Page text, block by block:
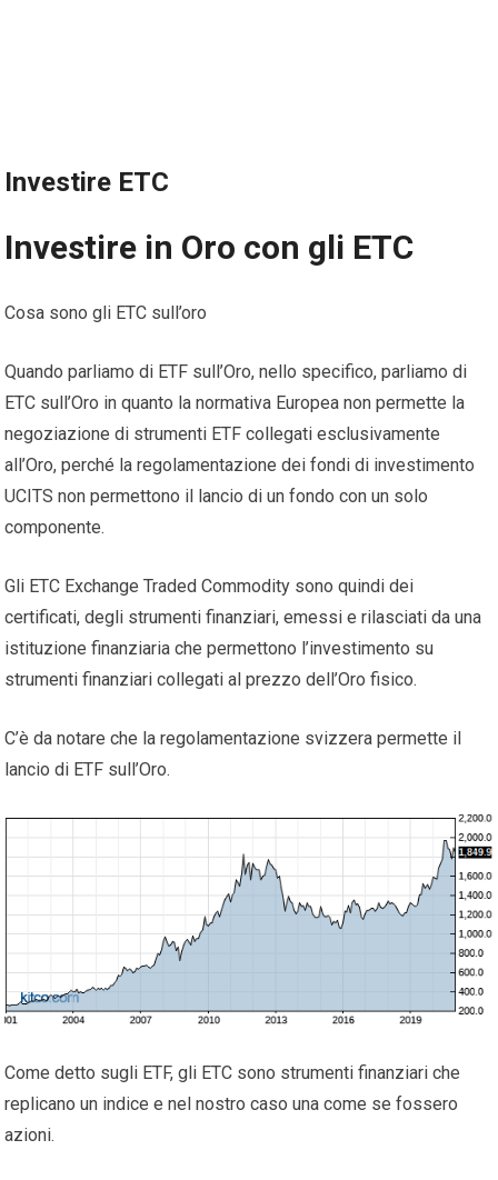
Investire ETC
Investire in Oro con gli ETC
Cosa sono gli ETC sull’oro
Quando parliamo di ETF sull’Oro, nello specifico, parliamo di
ETC sull’Oro in quanto la normativa Europea non permette la
negoziazione di strumenti ETF collegati esclusivamente
all’Oro, perché la regolamentazione dei fondi di investimento
UCITS non permettono il lancio di un fondo con un solo
componente.
Gli ETC Exchange Traded Commodity sono quindi dei
certificati, degli strumenti finanziari, emessi e rilasciati da una
istituzione finanziaria che permettono l’investimento su
strumenti finanziari collegati al prezzo dell’Oro fisico.
C’è da notare che la regolamentazione svizzera permette il
lancio di ETF sull’Oro.
Come detto sugli ETF, gli ETC sono strumenti finanziari che
replicano un indice e nel nostro caso una come se fossero
azioni.